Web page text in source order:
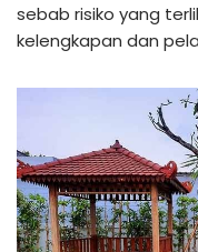
sebab risiko yang
kelengkapan dan